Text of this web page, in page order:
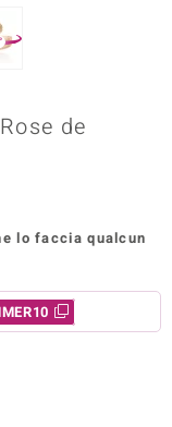
de
lo faccia qualcun